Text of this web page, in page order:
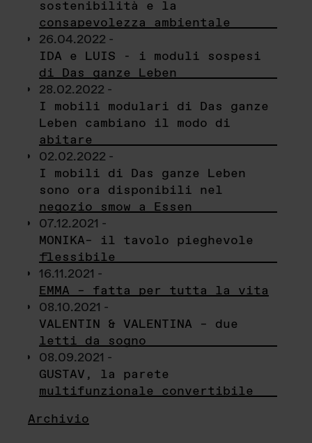
sostenibilità e la
consapevolezza ambientale
26.04.2022 -
IDA e LUIS - i moduli sospesi
di Das ganze Leben
28.02.2022 -
I mobili modulari di Das ganze
Leben cambiano il modo di
abitare
02.02.2022 -
I mobili di Das ganze Leben
sono ora disponibili nel
negozio smow a Essen
07.12.2021 -
MONIKA– il tavolo pieghevole
flessibile
16.11.2021 -
EMMA – fatta per tutta la vita
08.10.2021 -
VALENTIN & VALENTINA – due
letti da sogno
08.09.2021 -
GUSTAV, la parete
multifunzionale convertibile
Archivio